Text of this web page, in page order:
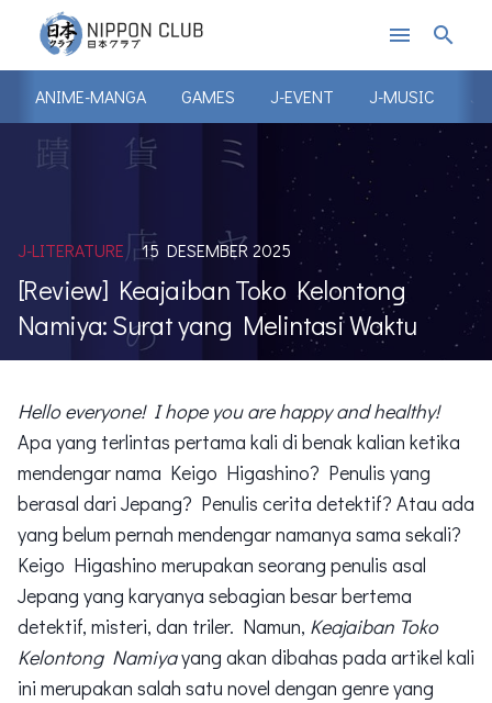
menu search
ANIME-MANGA GAMES J-EVENT J-MUSIC J-
J-LITERATURE 15 DESEMBER 2025
[Review] Keajaiban Toko Kelontong
Namiya: Surat yang Melintasi Waktu
Hello everyone! I hope you are happy and healthy!
Apa yang terlintas pertama kali di benak kalian ketika
mendengar nama Keigo Higashino? Penulis yang
berasal dari Jepang? Penulis cerita detektif? Atau ada
yang belum pernah mendengar namanya sama sekali?
Keigo Higashino merupakan seorang penulis asal
Jepang yang karyanya sebagian besar bertema
detektif, misteri, dan triler. Namun, Keajaiban Toko
Kelontong Namiyayang akan dibahas pada artikel kali
ini merupakan salah satu novel dengan genre yang